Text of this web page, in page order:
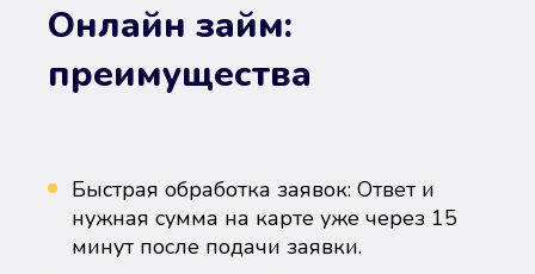
Онлайн займ:
преимущества
Быстрая обработка заявок: Ответ и
нужная сумма на карте уже через 15
минут после подачи заявки.